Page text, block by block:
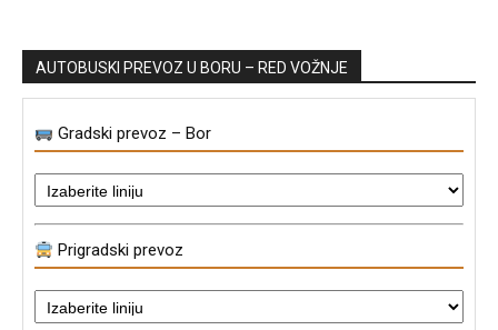
AUTOBUSKI PREVOZ U BORU – RED VOŽNJE
Gradski prevoz – Bor
Prigradski prevoz